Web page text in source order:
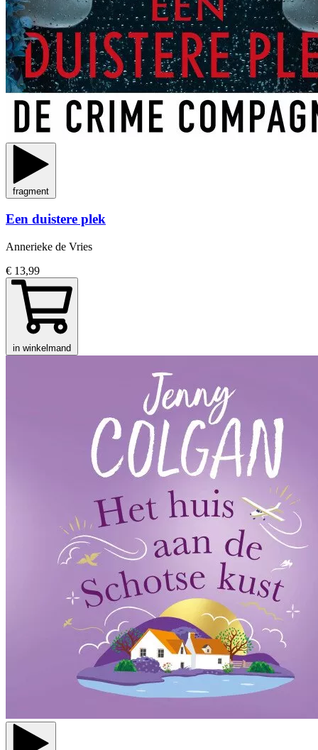
fragment
Een duistere plek
Annerieke de Vries
€ 13,99
in winkelmand